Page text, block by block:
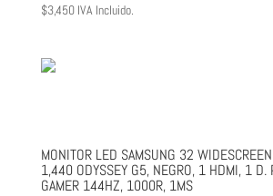
$3,450 IVA Incluido.
MONITOR LED SAMSUNG 32
1,440 ODYSSEY G5, NEGRO, 1 HDMI, 1 D.
GAMER 144HZ, 1000R, 1MS